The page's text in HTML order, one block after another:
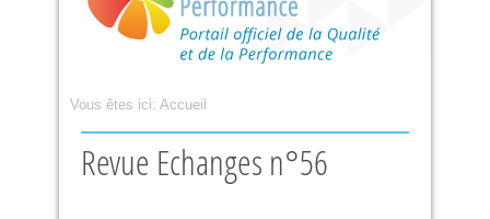
Vous êtes ici: Accueil
Revue Echanges n°56